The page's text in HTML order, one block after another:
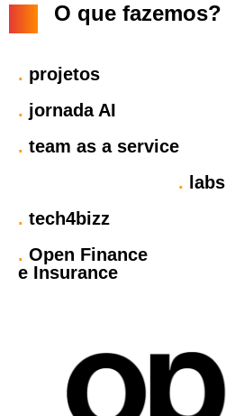
O que fazemos?
. projetos
. jornada AI
. team as a service
. labs
. tech4bizz
. Open Finance
e Insurance